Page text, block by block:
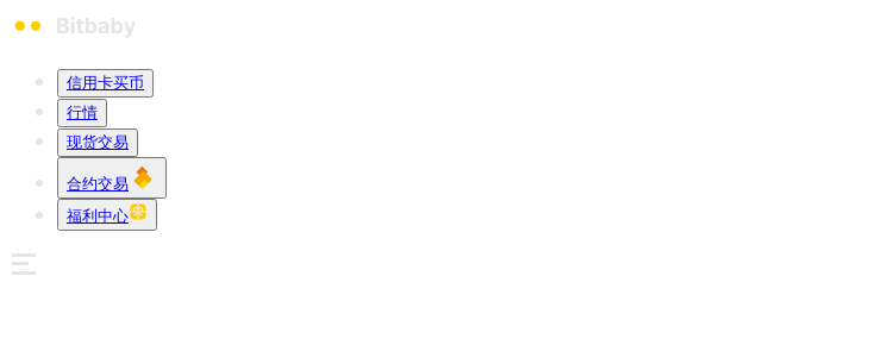
信用卡买币
行情
现货交易
合约交易
福利中心